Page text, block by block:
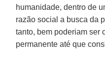
humanidade, dentro de
razão social a busca da
tanto, bem poderiam ser
permanente até que